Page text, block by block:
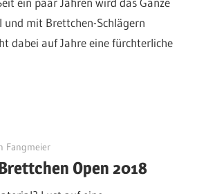
mit Brettchen-Schlägern
dabei auf Jahre eine fürchterliche
Fangmeier
Open 2018